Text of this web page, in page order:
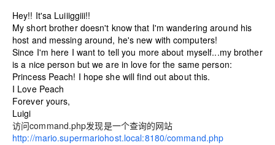
Hey!! It'sa Luiiiggiii!!
My short brother doesn't know that I'm wandering around his
host and messing around, he's new with computers!
Since I'm here I want to tell you more about myself...my brother
is a nice person but we are in love for the same person:
Princess Peach! I hope she will find out about this.
I Love Peach
Forever yours,
Luigi
访问command.php发现是一个查询的网站
http://mario.supermariohost.local:8180/command.php